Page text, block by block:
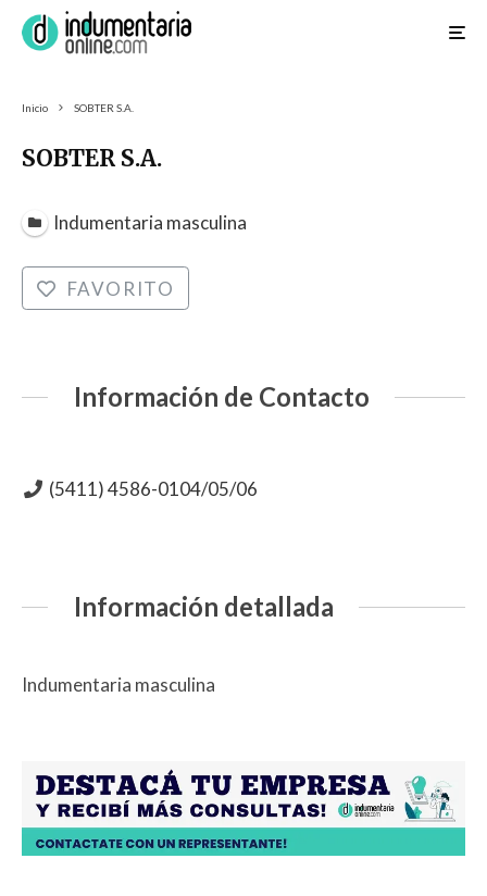
Inicio SOBTER S.A.
SOBTER S.A.
Indumentaria masculina
FAVORITO
Información de Contacto
(5411) 4586-0104/05/06
Información detallada
Indumentaria masculina